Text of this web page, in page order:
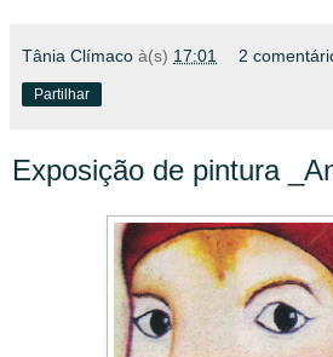
Tânia Clímaco à(s) 17:01 2
Partilhar
Exposição de pintura